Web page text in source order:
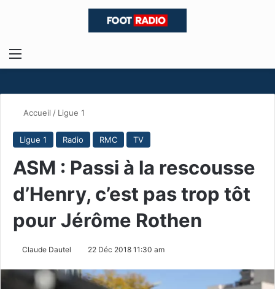
Menu
Accueil / Ligue 1
Ligue 1 Radio RMC TV
ASM : Passi à la rescousse
d’Henry, c’est pas trop tôt
pour Jérôme Rothen
Claude Dautel 22 Déc 2018 11:30 am